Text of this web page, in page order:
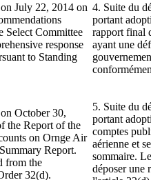
July 22, 2014 on
Select Committee
response
to Standing
4. Suite du
portant
rapport final
ayant une
October 30,
the Report of the
on Ornge Air
Report.
from the
32(d).
5. Suite du
portant
comptes
aérienne et
sommaire.
déposer une